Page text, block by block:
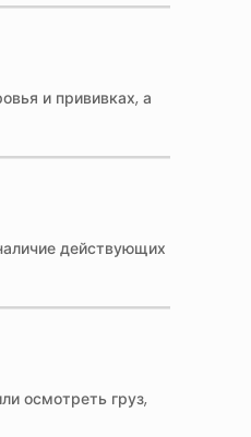
и прививках, а
действующих
осмотреть груз,